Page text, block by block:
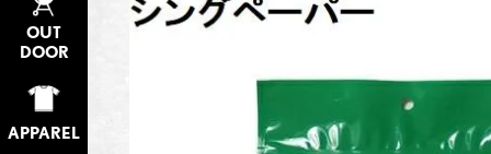
OUT
DOOR
APPAREL